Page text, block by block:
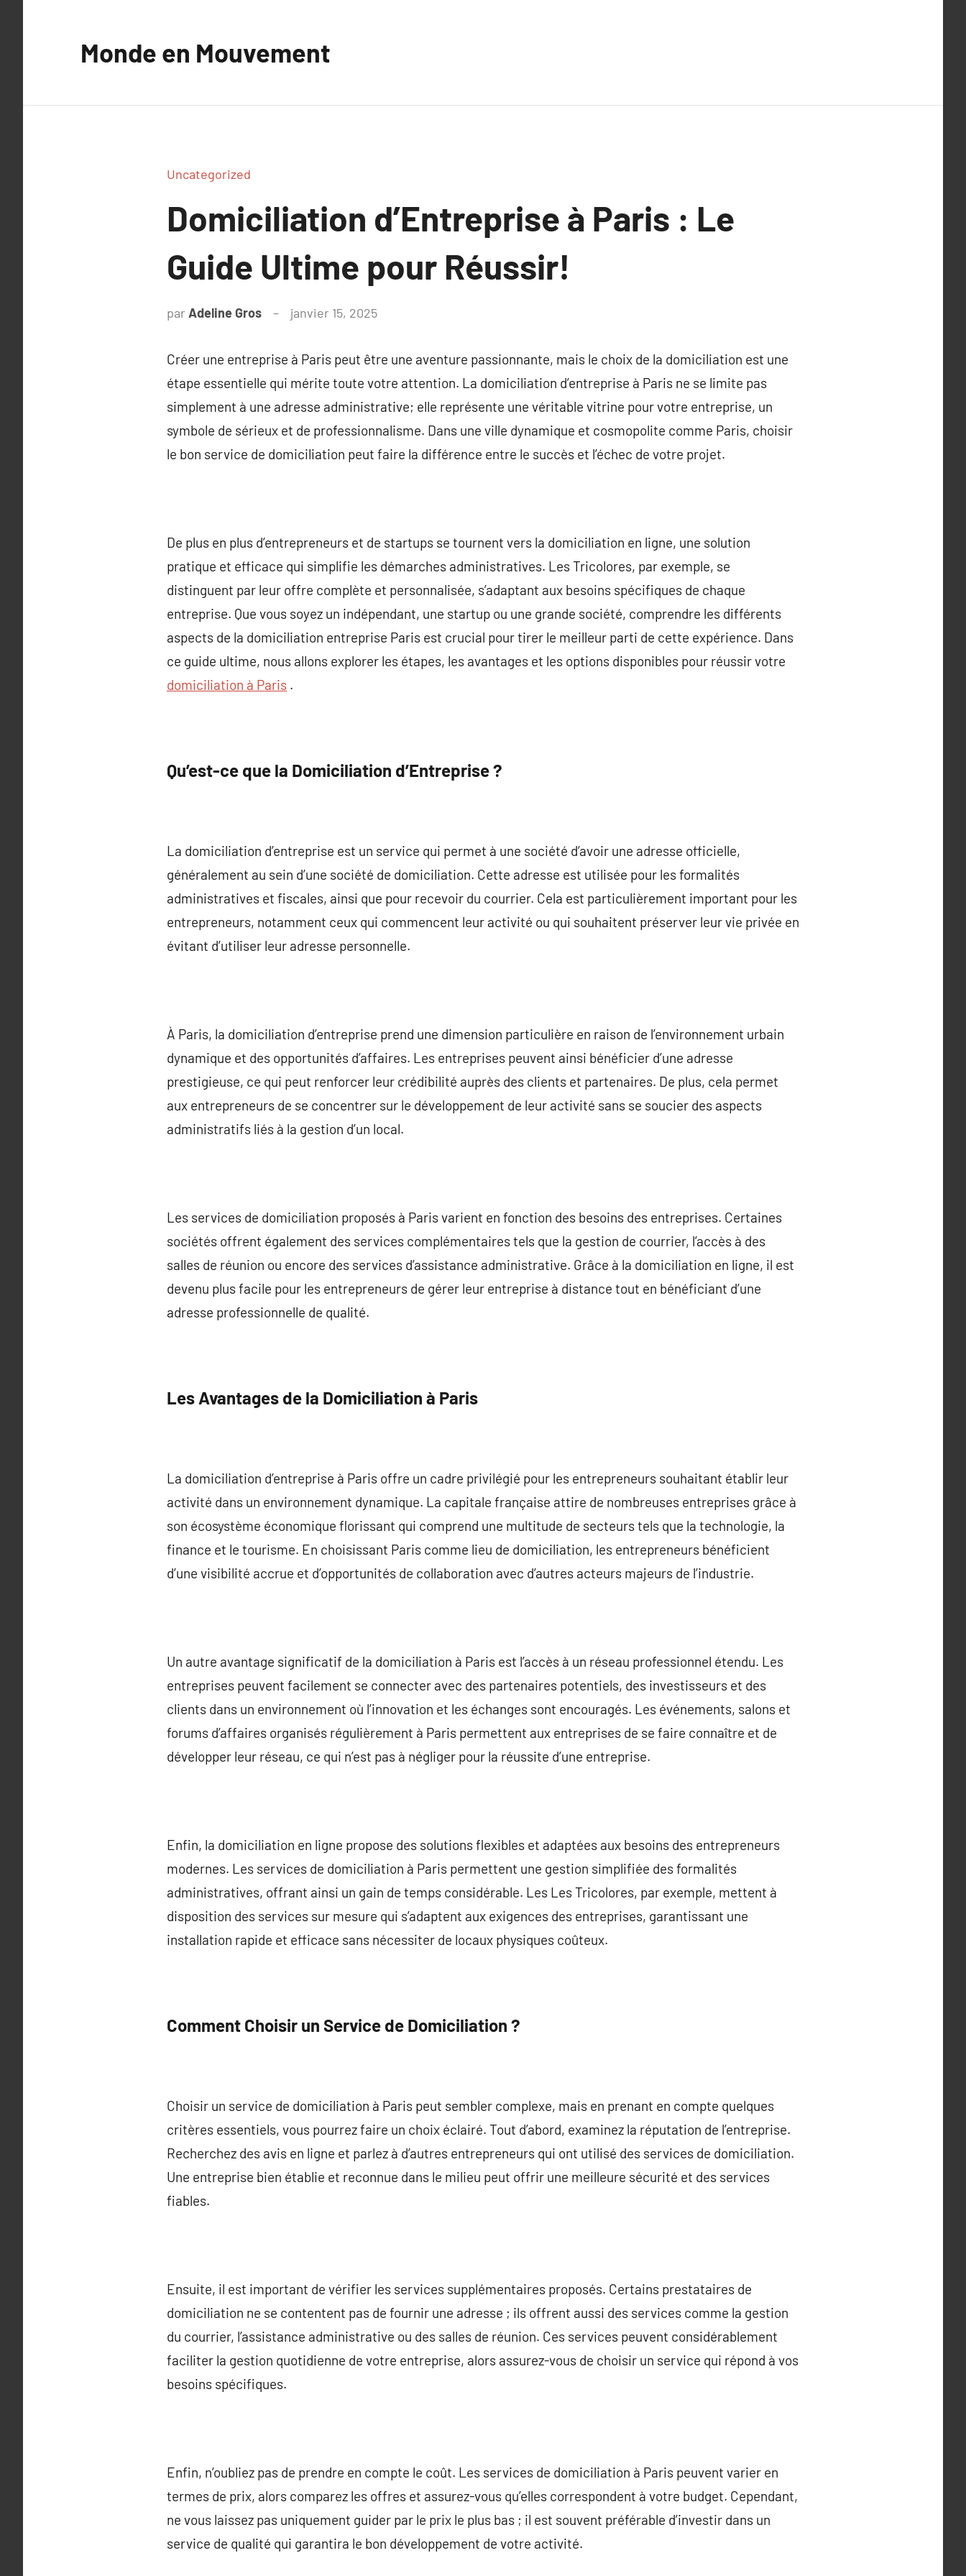
Monde en Mouvement
Uncategorized
Domiciliation d’Entreprise à Paris : Le
Guide Ultime pour Réussir!
par Adeline Gros janvier 15, 2025
Créer une entreprise à Paris peut être une aventure passionnante, mais le choix de la domiciliation est une
étape essentielle qui mérite toute votre attention. La domiciliation d’entreprise à Paris ne se limite pas
simplement à une adresse administrative; elle représente une véritable vitrine pour votre entreprise, un
symbole de sérieux et de professionnalisme. Dans une ville dynamique et cosmopolite comme Paris, choisir
le bon service de domiciliation peut faire la différence entre le succès et l’échec de votre projet.
De plus en plus d’entrepreneurs et de startups se tournent vers la domiciliation en ligne, une solution
pratique et efficace qui simplifie les démarches administratives. Les Tricolores, par exemple, se
distinguent par leur offre complète et personnalisée, s’adaptant aux besoins spécifiques de chaque
entreprise. Que vous soyez un indépendant, une startup ou une grande société, comprendre les différents
aspects de la domiciliation entreprise Paris est crucial pour tirer le meilleur parti de cette expérience. Dans
ce guide ultime, nous allons explorer les étapes, les avantages et les options disponibles pour réussir votre
domiciliation à Paris .
Qu’est-ce que la Domiciliation d’Entreprise ?
La domiciliation d’entreprise est un service qui permet à une société d’avoir une adresse officielle,
généralement au sein d’une société de domiciliation. Cette adresse est utilisée pour les formalités
administratives et fiscales, ainsi que pour recevoir du courrier. Cela est particulièrement important pour les
entrepreneurs, notamment ceux qui commencent leur activité ou qui souhaitent préserver leur vie privée en
évitant d’utiliser leur adresse personnelle.
À Paris, la domiciliation d’entreprise prend une dimension particulière en raison de l’environnement urbain
dynamique et des opportunités d’affaires. Les entreprises peuvent ainsi bénéficier d’une adresse
prestigieuse, ce qui peut renforcer leur crédibilité auprès des clients et partenaires. De plus, cela permet
aux entrepreneurs de se concentrer sur le développement de leur activité sans se soucier des aspects
administratifs liés à la gestion d’un local.
Les services de domiciliation proposés à Paris varient en fonction des besoins des entreprises. Certaines
sociétés offrent également des services complémentaires tels que la gestion de courrier, l’accès à des
salles de réunion ou encore des services d’assistance administrative. Grâce à la domiciliation en ligne, il est
devenu plus facile pour les entrepreneurs de gérer leur entreprise à distance tout en bénéficiant d’une
adresse professionnelle de qualité.
Les Avantages de la Domiciliation à Paris
La domiciliation d’entreprise à Paris offre un cadre privilégié pour les entrepreneurs souhaitant établir leur
activité dans un environnement dynamique. La capitale française attire de nombreuses entreprises grâce à
son écosystème économique florissant qui comprend une multitude de secteurs tels que la technologie, la
finance et le tourisme. En choisissant Paris comme lieu de domiciliation, les entrepreneurs bénéficient
d’une visibilité accrue et d’opportunités de collaboration avec d’autres acteurs majeurs de l’industrie.
Un autre avantage significatif de la domiciliation à Paris est l’accès à un réseau professionnel étendu. Les
entreprises peuvent facilement se connecter avec des partenaires potentiels, des investisseurs et des
clients dans un environnement où l’innovation et les échanges sont encouragés. Les événements, salons et
forums d’affaires organisés régulièrement à Paris permettent aux entreprises de se faire connaître et de
développer leur réseau, ce qui n’est pas à négliger pour la réussite d’une entreprise.
Enfin, la domiciliation en ligne propose des solutions flexibles et adaptées aux besoins des entrepreneurs
modernes. Les services de domiciliation à Paris permettent une gestion simplifiée des formalités
administratives, offrant ainsi un gain de temps considérable. Les Les Tricolores, par exemple, mettent à
disposition des services sur mesure qui s’adaptent aux exigences des entreprises, garantissant une
installation rapide et efficace sans nécessiter de locaux physiques coûteux.
Comment Choisir un Service de Domiciliation ?
Choisir un service de domiciliation à Paris peut sembler complexe, mais en prenant en compte quelques
critères essentiels, vous pourrez faire un choix éclairé. Tout d’abord, examinez la réputation de l’entreprise.
Recherchez des avis en ligne et parlez à d’autres entrepreneurs qui ont utilisé des services de domiciliation.
Une entreprise bien établie et reconnue dans le milieu peut offrir une meilleure sécurité et des services
fiables.
Ensuite, il est important de vérifier les services supplémentaires proposés. Certains prestataires de
domiciliation ne se contentent pas de fournir une adresse ; ils offrent aussi des services comme la gestion
du courrier, l’assistance administrative ou des salles de réunion. Ces services peuvent considérablement
faciliter la gestion quotidienne de votre entreprise, alors assurez-vous de choisir un service qui répond à vos
besoins spécifiques.
Enfin, n’oubliez pas de prendre en compte le coût. Les services de domiciliation à Paris peuvent varier en
termes de prix, alors comparez les offres et assurez-vous qu’elles correspondent à votre budget. Cependant,
ne vous laissez pas uniquement guider par le prix le plus bas ; il est souvent préférable d’investir dans un
service de qualité qui garantira le bon développement de votre activité.